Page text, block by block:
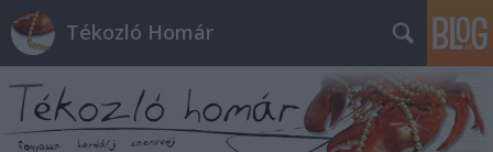
Tékozló Homár